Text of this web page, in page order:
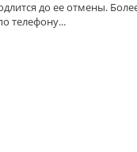
до ее отмены.
телефону...